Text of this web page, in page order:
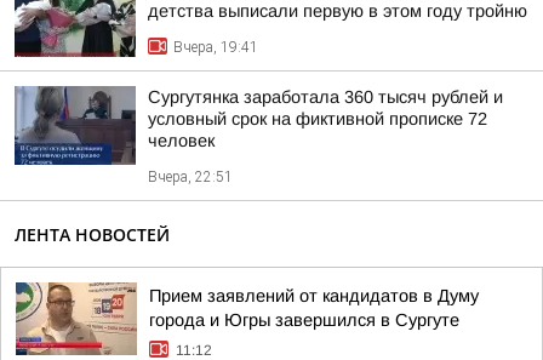
детства выписали первую в этом году тройню
Вчера, 19:41
Сургутянка заработала 360 тысяч рублей и
условный срок на фиктивной прописке 72
человек
Вчера, 22:51
ЛЕНТА НОВОСТЕЙ
Прием заявлений от кандидатов в Думу
города и Югры завершился в Сургуте
11:12